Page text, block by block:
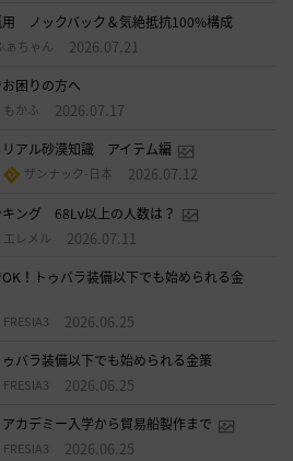
用 ノックバック＆気絶抵抗100%構成
ぁちゃん 2026.07.21
困りの方へ
もかふ 2026.07.17
アル砂漠知識 アイテム編
ザンナック-日本 2026.07.12
キング 68Lv以上の人数は？
エレメル 2026.07.11
！トゥバラ装備以下でも始められる金
FRESIA3 2026.06.25
バラ装備以下でも始められる金策
FRESIA3 2026.06.25
アカデミー入学から貿易船製作まで
FRESIA3 2026.06.25